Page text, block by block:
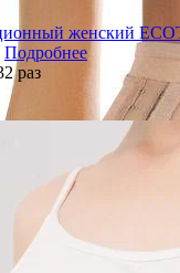
женский
Подробнее
раз